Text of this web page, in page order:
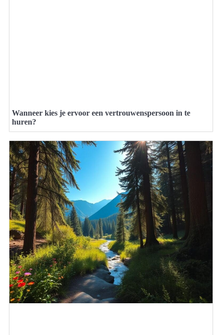
Wanneer kies je ervoor een vertrouwenspersoon in te
huren?